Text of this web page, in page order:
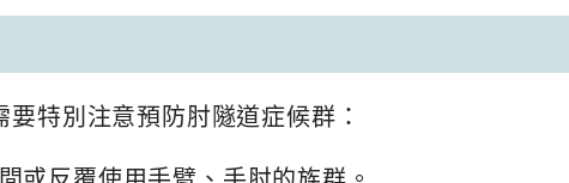
特別注意預防肘隧道症候群：